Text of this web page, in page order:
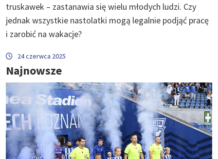
truskawek – zastanawia się wielu młodych ludzi. Czy
jednak wszystkie nastolatki mogą legalnie podjąć pracę
i zarobić na wakacje?
24 czerwca 2025
Najnowsze